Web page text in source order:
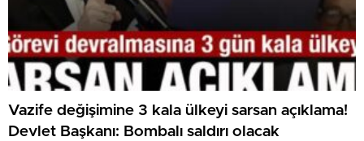
Vazife değişimine 3 kala ülkeyi sarsan açıklama!
Devlet Başkanı: Bombalı saldırı olacak